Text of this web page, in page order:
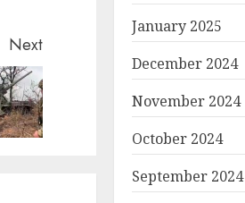
Next
January 2025
December 2024
November 2024
October 2024
September 2024